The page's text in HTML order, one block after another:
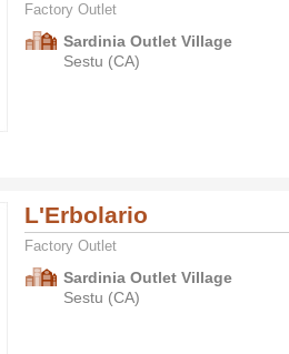
Factory Outlet
Sardinia Outlet Village
Sestu (CA)
L'Erbolario
Factory Outlet
Sardinia Outlet Village
Sestu (CA)